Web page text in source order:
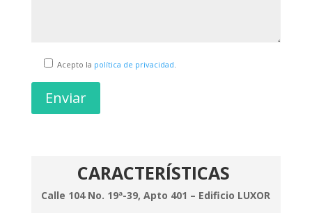
Acepto la política de privacidad
Enviar
CARACTERÍSTICAS
Calle 104 No. 19ª-39, Apto 401 – Edificio LUXOR